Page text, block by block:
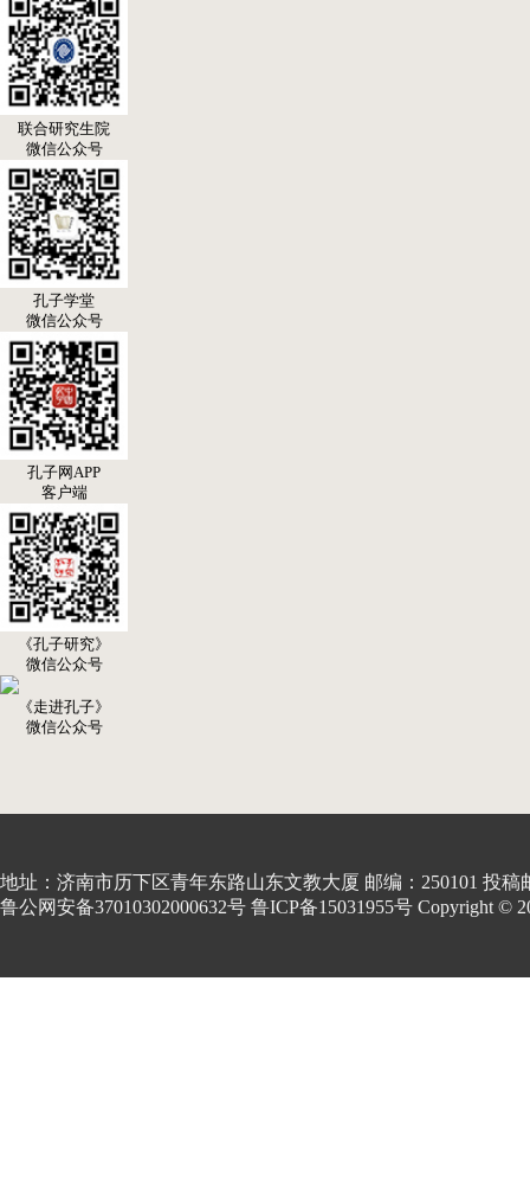
联合研究生院
微信公众号
孔子学堂
微信公众号
孔子网APP
客户端
《孔子研究》
微信公众号
《走进孔子》
微信公众号
地址：济南市历下区青年东路山东文教大厦 邮编：250101 投稿
鲁公网安备37010302000632号 鲁ICP备15031955号 Copyright ©